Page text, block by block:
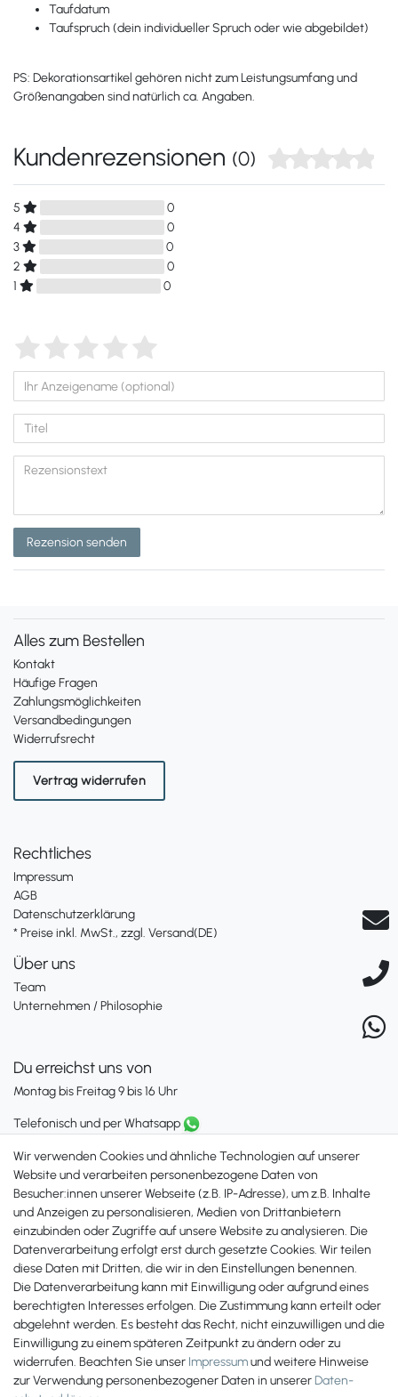
Taufdatum
Taufspruch (dein individueller Spruch oder wie abgebildet)
PS: Dekorationsartikel gehören nicht zum Leistungsumfang und
Größenangaben sind natürlich ca. Angaben.
Kundenrezensionen (0)
5
0
4
0
3
0
2
0
1
0
Rezension senden
Alles zum Bestellen
Kontakt
Häufige Fragen
Zahlungsmöglichkeiten
Versandbedingungen
Widerrufsrecht
Vertrag widerrufen
Rechtliches
Impressum
AGB
Datenschutzerklärung
* Preise inkl. MwSt., zzgl. Versand(DE)
Über uns
Team
Unternehmen / Philosophie
Du erreichst uns von
Montag bis Freitag 9 bis 16 Uhr
Telefonisch und per Whatsapp
+49 561 287 907 84
Zahlungsmöglichkeiten
Wir verwenden Cookies und ähnliche Technologien auf unserer
Website und verarbeiten personenbezogene Daten von
Besucher:innen unserer Webseite (z.B. IP-Adresse), um z.B. Inhalte
und Anzeigen zu personalisieren, Medien von Drittanbietern
einzubinden oder Zugriffe auf unsere Website zu analysieren. Die
Datenverarbeitung erfolgt erst durch gesetzte Cookies. Wir teilen
diese Daten mit Dritten, die wir in den Einstellungen benennen.
Die Datenverarbeitung kann mit Einwilligung oder aufgrund eines
berechtigten Interesses erfolgen. Die Zustimmung kann erteilt oder
abgelehnt werden. Es besteht das Recht, nicht einzuwilligen und die
Einwilligung zu einem späteren Zeitpunkt zu ändern oder zu
widerrufen. Beachten Sie unser Impressumund weitere Hinweise
zur Verwendung personenbezogener Daten in unsererDaten­